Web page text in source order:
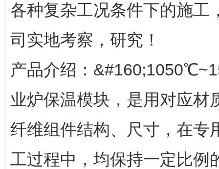
各种复杂工况条件下的施工
司实地考察，研究！
产品介绍：
业炉保温模块，是用对应材
纤维组件结构、尺寸，在专
工过程中，均保持一定比例